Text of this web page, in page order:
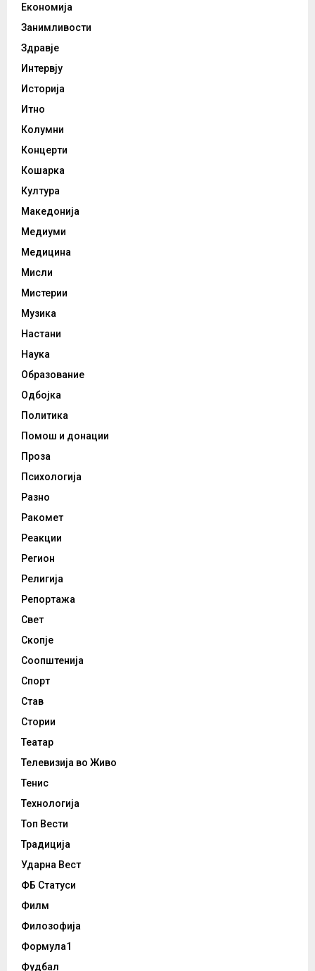
Економија
Занимливости
Здравје
Интервју
Историја
Итно
Колумни
Концерти
Кошарка
Култура
Македонија
Медиуми
Медицина
Мисли
Мистерии
Музика
Настани
Наука
Образование
Одбојка
Политика
Помош и донации
Проза
Психологија
Разно
Ракомет
Реакции
Регион
Религија
Репортажа
Свет
Скопје
Соопштенија
Спорт
Став
Стории
Театар
Телевизија во Живо
Тенис
Технологија
Топ Вести
Традиција
Ударна Вест
ФБ Статуси
Филм
Филозофија
Формула1
Фудбал